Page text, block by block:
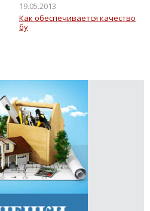
19.05.2013
Как обеспечивается качество
бу